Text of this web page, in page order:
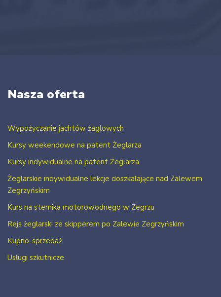
Nasza oferta
Wypożyczanie jachtów żaglowych
Kursy weekendowe na patent Żeglarza
Kursy indywidualne na patent Żeglarza
Żeglarskie indywidualne lekcje doszkalające nad Zalewem
Zegrzyńskim
Kurs na sternika motorowodnego w Zegrzu
Rejs żeglarski ze skipperem po Zalewie Zegrzyńskim
Kupno-sprzedaż
Usługi szkutnicze